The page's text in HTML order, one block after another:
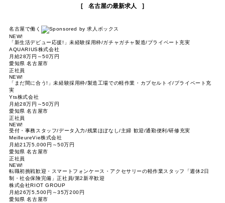
名古屋の最新求人
名古屋で働く
NEW!
「新生活デビュー応援!」未経験採用枠/ガチャガチャ製造/プライベート充実
AQUARIUS株式会社
月給28万円～50万円
愛知県 名古屋市
正社員
NEW!
「まだ間に合う!」未経験採用枠/製造工場での軽作業・カプセルトイ/プライベート充
実
Yts株式会社
月給28万円～50万円
愛知県 名古屋市
正社員
NEW!
受付・事務スタッフ/データ入力/残業ほぼなし/主婦 歓迎/通勤便利/研修充実
MeilleureVie株式会社
月給21万5,000円～50万円
愛知県 名古屋市
正社員
NEW!
転職初挑戦歓迎・スマートフォンケース・アクセサリーの軽作業スタッフ「週休2日
制・社会保険完備」正社員/第2新卒歓迎
株式会社RIOT GROUP
月給26万5,500円～35万200円
愛知県 名古屋市